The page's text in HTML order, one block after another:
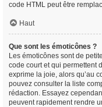
code HTML peut être
Haut
Que sont les émoticônes ?
Les émoticônes sont de
code court et qui permettent
exprime la joie, alors qu’au
pouvez consulter la liste
rédaction. Essayez
peuvent rapidement rendre